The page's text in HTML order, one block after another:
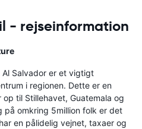
- rejseinformation
Al Salvador er et vigtigt
i regionen. Dette er en
til Stillehavet, Guatemala og
på omkring 5million folk er det
en pålidelig vejnet, taxaer og